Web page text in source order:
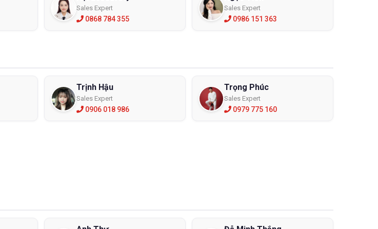
tôi phục vụ tốt nhất cho bạn các sản phẩm ủng bảo hộ được bán tại ECO3D chủ yếu làm từ cao
liệu chế tạo không gây kích thích da chân, không gây ra các di ứng, chịu nhiệt tốt khi làm việc
Sales Expert
0868 784 355
Sales Expert
0986 151 363
Trịnh Hậu
Sales Expert
0906 018 986
Trọng Phúc
Sales Expert
0979 775 160